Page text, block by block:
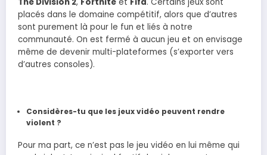
placés dans le domaine compétitif, alors que d’autres
sont purement là pour le fun et liés à notre
communauté. On est fermé à aucun jeu et on envisage
même de devenir multi-plateformes (s’exporter vers
d’autres consoles).
Considères-tu que les jeux vidéo peuvent rendre
violent ?
Pour ma part, ce n’est pas le jeu vidéo en lui même qui